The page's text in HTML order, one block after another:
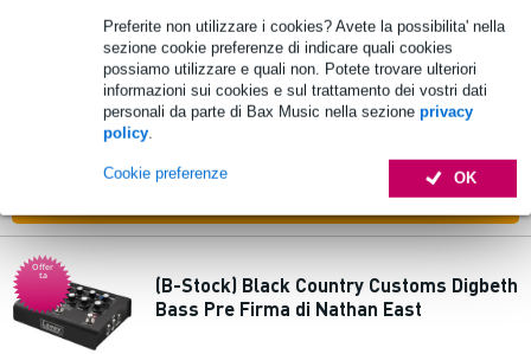
Preferite non utilizzare i cookies? Avete la possibilita' nella
sezione cookie preferenze di indicare quali cookies
possiamo utilizzare e quali non. Potete trovare ulteriori
informazioni sui cookies e sul trattamento dei vostri dati
personali da parte di Bax Music nella sezione privacy
policy.
OK
Cookie preferenze
10% DI SCONTO
EXTRA CON IL
Bass Master preamplificatore per basso
elettrico
Prezzo consigliato 429,00 € 340,00 €
Offer
ta
(B-Stock) Black Country Customs Digbeth
Bass Pre Firma di Nathan East